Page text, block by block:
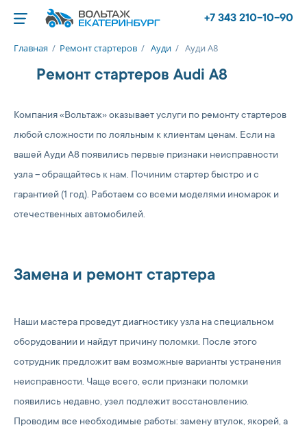
+7 343 210-10-90
Главная / Ремонт стартеров / Ауди / Ауди А8
Ремонт стартеров Audi A8
Компания «Вольтаж» оказывает услуги по ремонту стартеров
любой сложности по лояльным к клиентам ценам. Если на
вашей Ауди А8 появились первые признаки неисправности
узла – обращайтесь к нам. Починим стартер быстро и с
гарантией (1 год). Работаем со всеми моделями иномарок и
отечественных автомобилей.
Замена и ремонт стартера
Наши мастера проведут диагностику узла на специальном
оборудовании и найдут причину поломки. После этого
сотрудник предложит вам возможные варианты устранения
неисправности. Чаще всего, если признаки поломки
появились недавно, узел подлежит восстановлению.
Проводим все необходимые работы: замену втулок, якорей, а